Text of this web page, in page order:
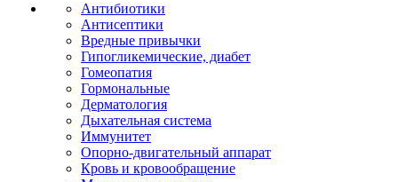
Антибиотики
Антисептики
Вредные привычки
Гипогликемические, диабет
Гомеопатия
Гормональные
Дерматология
Дыхательная система
Иммунитет
Опорно-двигательный аппарат
Кровь и кровообращение